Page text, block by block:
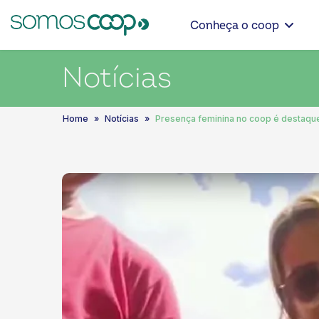
Conheça o coop
Notícias
Home Notícias Presença feminina no coop é